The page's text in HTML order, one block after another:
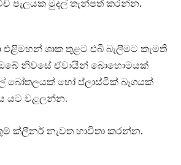
පැලයක මුදල් තැන්පත් කරන්න.
ශාක තුළට එබී බැලීමට කැමති
නිවසේ ඒවායින් බොහොමයක්
බෝතලයක් හෝ ප්ලාස්ටික් බෑගයක්
යට වළලන්න.
ක්ලීනර් නැවත භාවිතා කරන්න.